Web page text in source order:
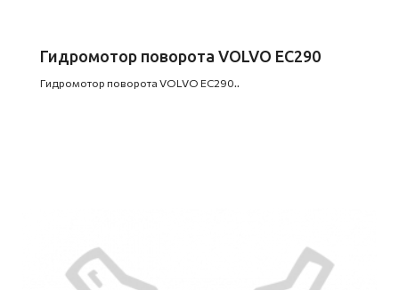
Гидромотор поворота VOLVO EC290
Гидромотор поворота VOLVO EC290..